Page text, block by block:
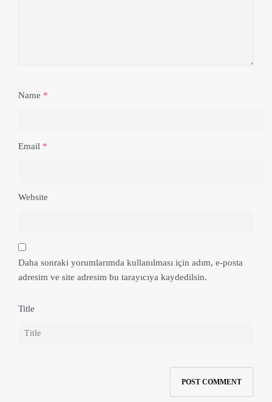
Name *
Email *
Website
Daha sonraki yorumlarımda kullanılması için adım, e-posta
adresim ve site adresim bu tarayıcıya kaydedilsin.
Title